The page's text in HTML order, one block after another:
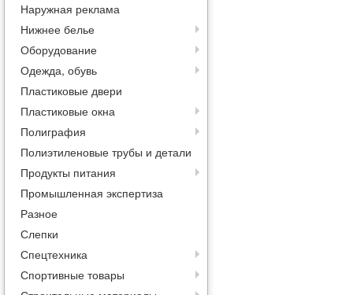
Наружная реклама
Нижнее белье
Оборудование
Одежда, обувь
Пластиковые двери
Пластиковые окна
Полиграфия
Полиэтиленовые трубы и детали
Продукты питания
Промышленная экспертиза
Разное
Слепки
Спецтехника
Спортивные товары